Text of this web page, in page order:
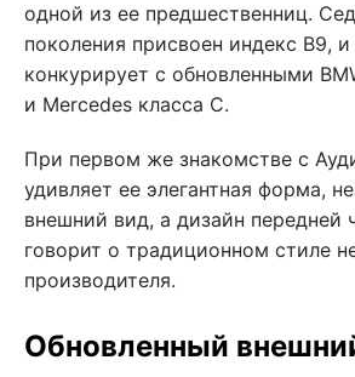
одной из ее предшественниц.
поколения присвоен индекс В9,
конкурирует с обновленными
и Mercedes класса С.
При первом же знакомстве с
удивляет ее элегантная форма,
внешний вид, а дизайн передней
говорит о традиционном стиле
производителя.
Обновленный